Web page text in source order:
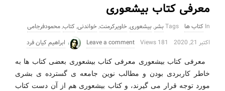
معرفی کتاب بیشعوری
In کتاب ها Tagsبشر,بیشعوری,خاویرکرمنت,خواندنی, کتاب,محمودفرجامی
اکتبر 21, 2020
181 Views
Leave a comment ابراهیم کیان فرد
معرفی کتاب بیشعوری معرفی کتاب بیشعوری بعضی کتاب ها به
خاطر کاربردی بودن و مطالب نوین جامعه ی گسترده ی بشری
مورد توجه قرار می گیرند، و کتاب بیشعوری هم از آن دست کتاب